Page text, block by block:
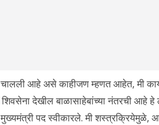
दूर चालली आहे असे काहीजण म्हणत आहेत, मी
देखील बाळासाहेबांच्या नंतरची आहे हे
पद स्वीकारले. मी शस्त्रक्रियेमुळे,